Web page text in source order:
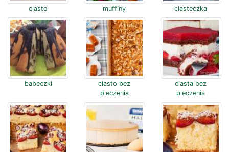
ciasto muffiny ciasteczka
babeczki
ciasto bez
pieczenia
ciasta bez
pieczenia